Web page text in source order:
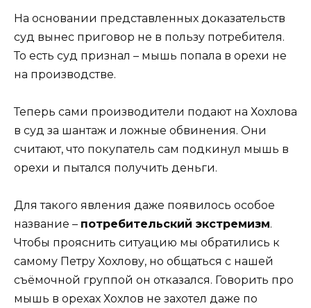
На основании представленных доказательств
суд вынес приговор не в пользу потребителя.
То есть суд признал – мышь попала в орехи не
на производстве.
Теперь сами производители подают на Хохлова
в суд за шантаж и ложные обвинения. Они
считают, что покупатель сам подкинул мышь в
орехи и пытался получить деньги.
Для такого явления даже появилось особое
название – потребительский экстремизм.
Чтобы прояснить ситуацию мы обратились к
самому Петру Хохлову, но общаться с нашей
съёмочной группой он отказался. Говорить про
мышь в орехах Хохлов не захотел даже по